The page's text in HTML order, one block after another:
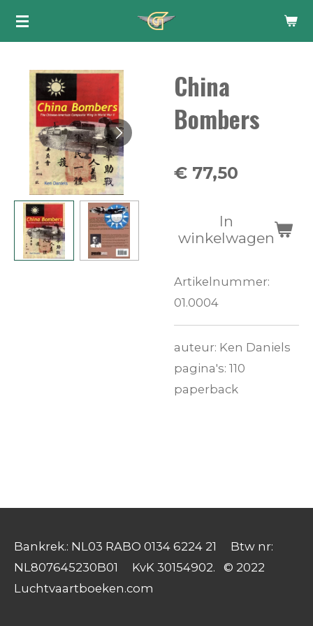
Ga
hoofdinhoud
China
Bombers
€ 77,50
In
winkelwagen
Artikelnummer:
01.0004
auteur: Ken Daniels
pagina's: 110
paperback
Bankrek.: NL03 RABO 0134 6224 21 Btw nr:
NL807645230B01 KvK 30154902. © 2022
Luchtvaartboeken.com